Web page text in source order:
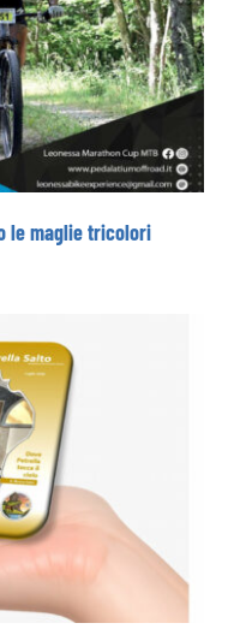
in palio le maglie
le maglie tricolori
presenta il
alla
territorio